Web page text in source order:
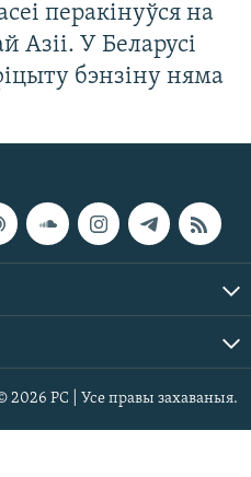
перакінуўся на
Азіі. У Беларусі
бэнзіну няма
2026 РС | Усе правы захаваныя.